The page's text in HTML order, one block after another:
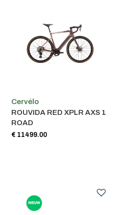
Cervélo
ROUVIDA RED XPLR AXS 1
ROAD
€ 11499.00